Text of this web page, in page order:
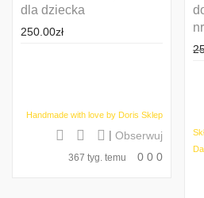
dla dziecka
250.00zł
Handmade with love by Doris Sklep
| Obserwuj
367 tyg. temu 0 0 0